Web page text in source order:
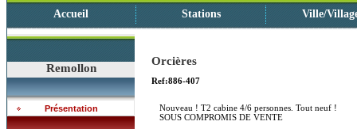
Accueil Stations Ville/
Remollon
Présentation
Orcières
Ref:886-407
Nouveau ! T2 cabine 4/6 personnes. Tout neuf !
SOUS COMPROMIS DE VENTE